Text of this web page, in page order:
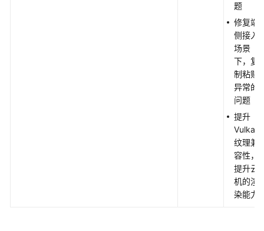
题
修复端
侧接入
场景
下，复
制粘贴
异常的
问题
提升
Vulkan
纹理兼
容性，
提升云
机的渲
染能力